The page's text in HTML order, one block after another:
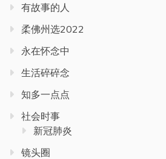
有故事的人
柔佛州选2022
永在怀念中
生活碎碎念
知多一点点
社会时事
新冠肺炎
镜头圈